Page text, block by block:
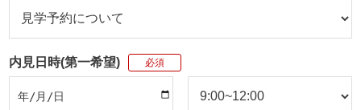
内見日時(第一希望) 必須